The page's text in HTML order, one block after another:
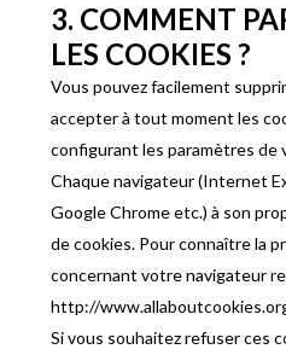
3. COMMENT
LES COOKIES ?
Vous pouvez facilement
accepter à tout moment les
configurant les paramètres de
Chaque navigateur (Internet
Google Chrome etc.) à son
de cookies. Pour connaître la
concernant votre navigateur
http://
Si vous souhaitez refuser ces